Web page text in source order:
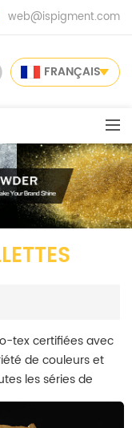
web@ispigment.com
FRANÇAIS
tex certifiées avec
de couleurs et
les séries de
direct
de poudre de